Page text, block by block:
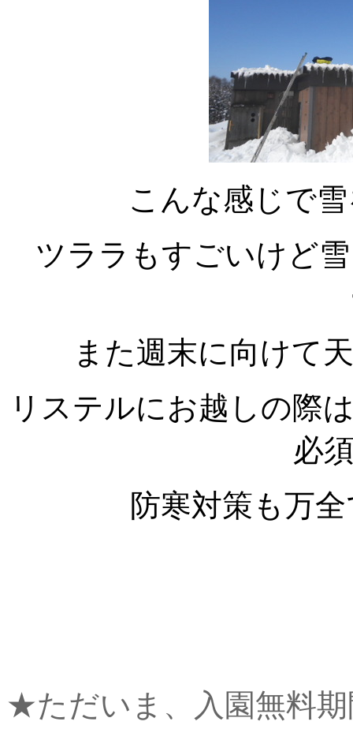
こんな感じで
ツララもすごいけど
また週末に向けて
リステルにお越しの際
必
防寒対策も万
★ただいま、入園無料期